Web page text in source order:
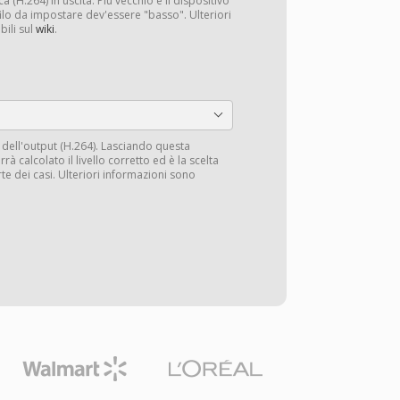
da impostare dev'essere "basso". Ulteriori
sul wiki.
(H.264). Lasciando questa
calcolato il livello corretto ed è la scelta
dei casi. Ulteriori informazioni sono